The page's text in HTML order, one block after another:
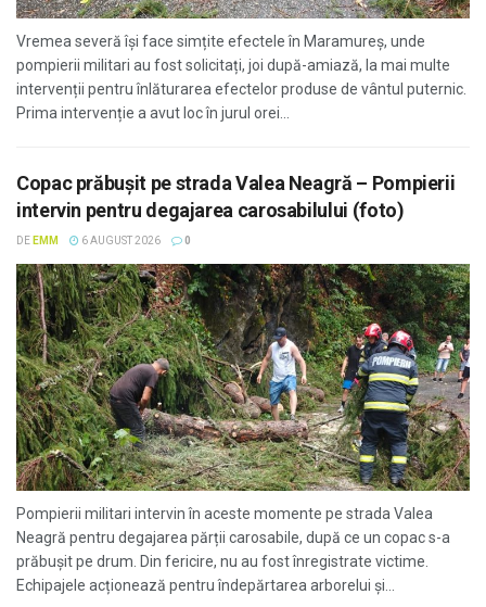
Vremea severă își face simțite efectele în Maramureș, unde
pompierii militari au fost solicitați, joi după-amiază, la mai multe
intervenții pentru înlăturarea efectelor produse de vântul puternic.
Prima intervenție a avut loc în jurul orei...
Copac prăbușit pe strada Valea Neagră – Pompierii
intervin pentru degajarea carosabilului (foto)
DE EMM 6 AUGUST 2026 0
Pompierii militari intervin în aceste momente pe strada Valea
Neagră pentru degajarea părții carosabile, după ce un copac s-a
prăbușit pe drum. Din fericire, nu au fost înregistrate victime.
Echipajele acționează pentru îndepărtarea arborelui și...